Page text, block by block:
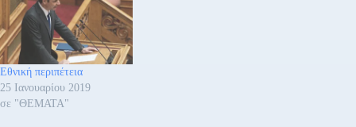
Μανώλη Πετσίτη με το
Μέγαρο. Και να ξέρουμε,
επίσης, τι είδους υπηρεσίες
παρείχε στο συγκεκριμένο
επιχειρηματία,…
Εθνική περιπέτεια
25 Ιανουαρίου 2019
σε "ΘΕΜΑΤΑ"